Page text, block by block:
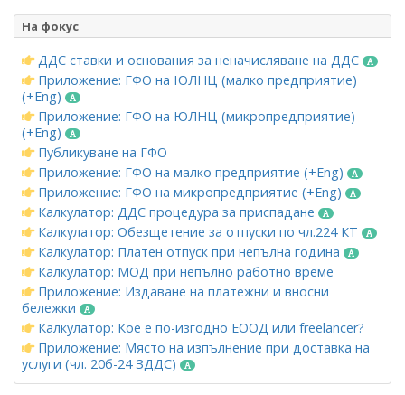
На фокус
ДДС ставки и основания за неначисляване на ДДС
Приложение: ГФО на ЮЛНЦ (малко предприятие)
(+Eng)
Приложение: ГФО на ЮЛНЦ (микропредприятие)
(+Eng)
Публикуване на ГФО
Приложение: ГФО на малко предприятие (+Eng)
Приложение: ГФО на микропредприятие (+Eng)
Калкулатор: ДДС процедура за приспадане
Калкулатор: Обезщетение за отпуски по чл.224 КТ
Калкулатор: Платен отпуск при непълна година
Калкулатор: МОД при непълно работно време
Приложение: Издаване на платежни и вносни
бележки
Калкулатор: Кое е по-изгодно ЕООД или freelancer?
Приложение: Място на изпълнение при доставка на
услуги (чл. 20б-24 ЗДДС)